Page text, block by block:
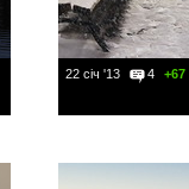
22 січ '13 4 +67